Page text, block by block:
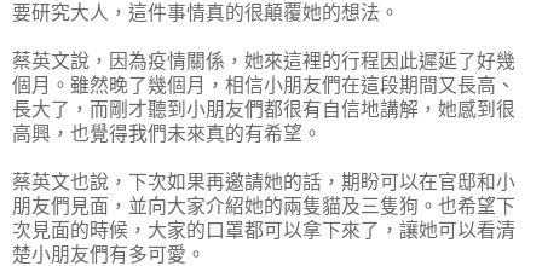
要研究大人，這件事情真的很顛覆她的想法。
蔡英文說，因為疫情關係，她來這裡的行程因此遲延了好幾
個月。雖然晚了幾個月，相信小朋友們在這段期間又長高、
長大了，而剛才聽到小朋友們都很有自信地講解，她感到很
高興，也覺得我們未來真的有希望。
蔡英文也說，下次如果再邀請她的話，期盼可以在官邸和小
朋友們見面，並向大家介紹她的兩隻貓及三隻狗。也希望下
次見面的時候，大家的口罩都可以拿下來了，讓她可以看清
楚小朋友們有多可愛。